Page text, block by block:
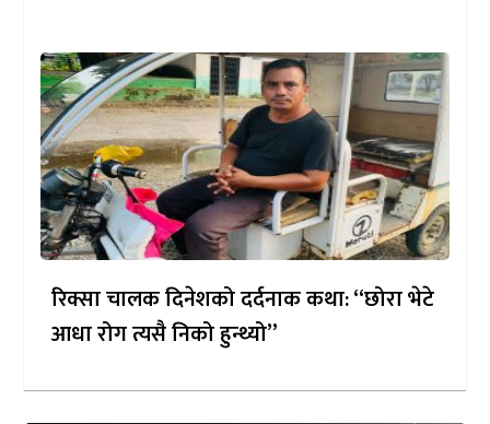
रिक्सा चालक दिनेशको दर्दनाक कथा: “छोरा भेटे
आधा रोग त्यसै निको हुन्थ्यो”